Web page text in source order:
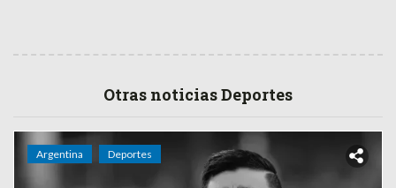
Otras noticias Deportes
Argentina Deportes